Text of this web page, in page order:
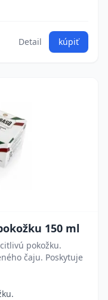
Detail kúpiť
150 ml
pokožku.
čaju. Poskytuje